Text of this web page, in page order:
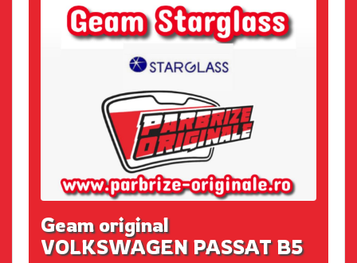
Geam original
VOLKSWAGEN PASSAT B5